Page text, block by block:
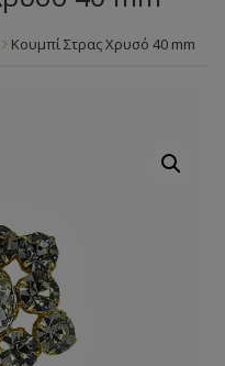
Κουμπί Στρας Χρυσό 40 mm